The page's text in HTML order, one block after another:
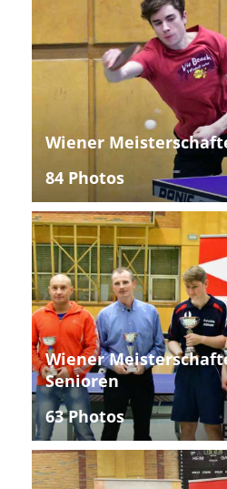
Wiener
84 Photos
Wiener
Senioren
63 Photos